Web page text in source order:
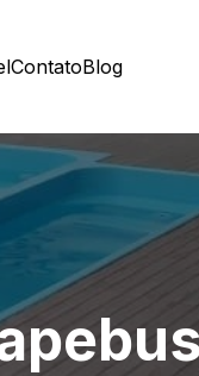
ContatoBlog